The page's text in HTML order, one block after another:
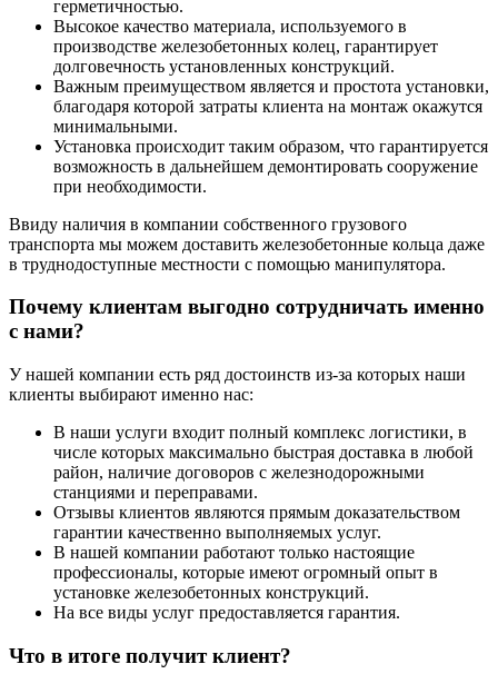
герметичностью.
Высокое качество материала, используемого в
производстве железобетонных колец, гарантирует
долговечность установленных конструкций.
Важным преимуществом является и простота установки,
благодаря которой затраты клиента на монтаж окажутся
минимальными.
Установка происходит таким образом, что гарантируется
возможность в дальнейшем демонтировать сооружение
при необходимости.
Ввиду наличия в компании собственного грузового
транспорта мы можем доставить железобетонные кольца даже
в труднодоступные местности с помощью манипулятора.
Почему клиентам выгодно сотрудничать именно
с нами?
У нашей компании есть ряд достоинств из-за которых наши
клиенты выбирают именно нас:
В наши услуги входит полный комплекс логистики, в
числе которых максимально быстрая доставка в любой
район, наличие договоров с железнодорожными
станциями и переправами.
Отзывы клиентов являются прямым доказательством
гарантии качественно выполняемых услуг.
В нашей компании работают только настоящие
профессионалы, которые имеют огромный опыт в
установке железобетонных конструкций.
На все виды услуг предоставляется гарантия.
Что в итоге получит клиент?